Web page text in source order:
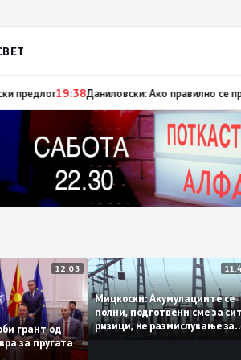
така на талогот на СДСМ му пука и
12:03
доби грант од
евра за пругата
Мицкоски: Акумулациите
полни, подготвени сме
ризици, не размислување
поскапување на струјата